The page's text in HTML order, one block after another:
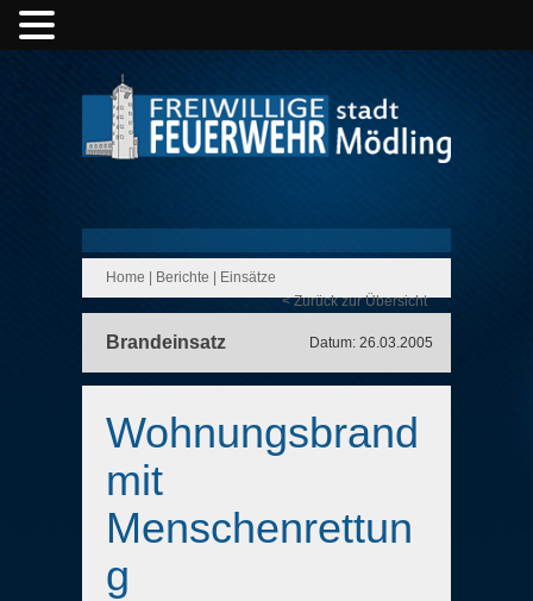
Home Berichte
Einsätze
< Zurück zur Übersicht
Brandeinsatz Datum: 26.03.2005
Wohnungsbrand
mit
Menschenrettun
g